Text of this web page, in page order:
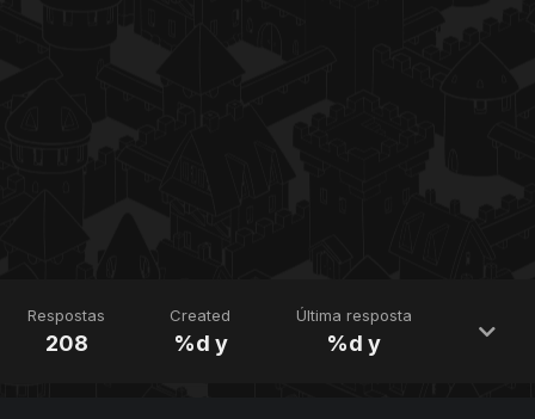
Respostas
208
Created
%d y
Última resposta
%d y